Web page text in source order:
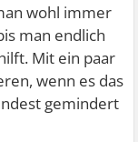
wohl immer
man endlich
Mit ein paar
wenn es das
gemindert